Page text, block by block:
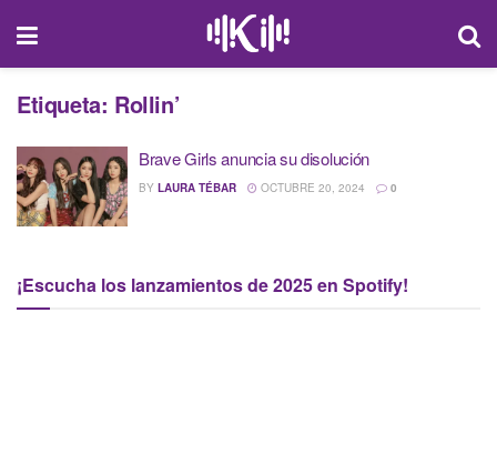
Etiqueta: Rollin’
Brave Girls anuncia su disolución
BY LAURA TÉBAR OCTUBRE 20, 2024 0
¡Escucha los lanzamientos de 2025 en Spotify!